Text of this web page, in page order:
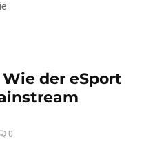
der eSport
0